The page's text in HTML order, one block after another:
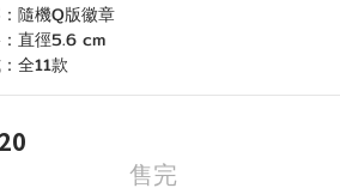
隨機Q版徽章
直徑5.6 cm
全11款
售完